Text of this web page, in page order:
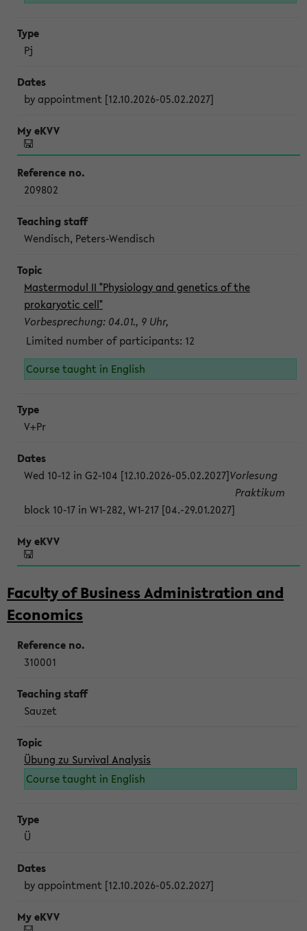
Pj
by appointment [12.10.2026-05.02.2027]
209802
Wendisch, Peters-Wendisch
Mastermodul II "Physiology and genetics of the
prokaryotic cell"
Vorbesprechung: 04.01., 9 Uhr,
Limited number of participants: 12
Course taught in English
V+Pr
Wed 10-12 in G2-104 [12.10.2026-05.02.2027]Vorlesung
block 10-17 in W1-282, W1-217 [04.-29.01.2027]
Praktikum
Faculty of Business Administration and
Economics
310001
Sauzet
Übung zu Survival Analysis
Course taught in English
Ü
by appointment [12.10.2026-05.02.2027]